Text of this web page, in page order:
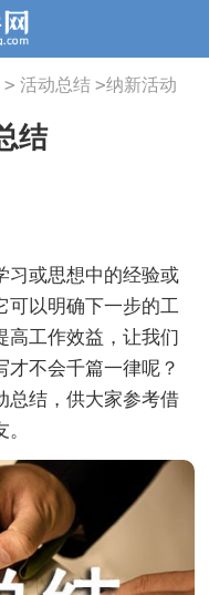
> 活动总结 >纳新活动
结
或思想中的经验或
可以明确下一步的工
高工作效益，让我们
才不会千篇一律呢？
总结，供大家参考借